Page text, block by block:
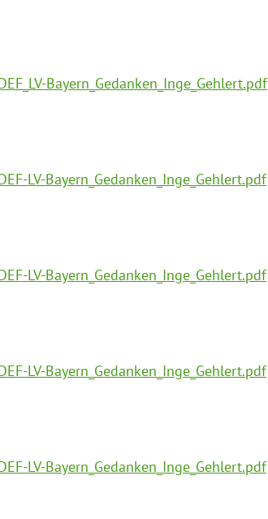
Bayern_Gedanken_Inge_Gehlert.pdf
LV-Bayern_Gedanken_Inge_Gehlert.pdf
LV-Bayern_Gedanken_Inge_Gehlert.pdf
LV-Bayern_Gedanken_Inge_Gehlert.pdf
LV-Bayern_Gedanken_Inge_Gehlert.pdf